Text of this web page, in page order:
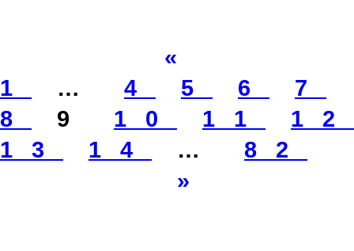
«
1
… 4 5 6
7
8
9 10 11
12
13
14 …
82
»